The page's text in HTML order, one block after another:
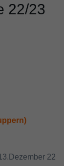
22/23
22